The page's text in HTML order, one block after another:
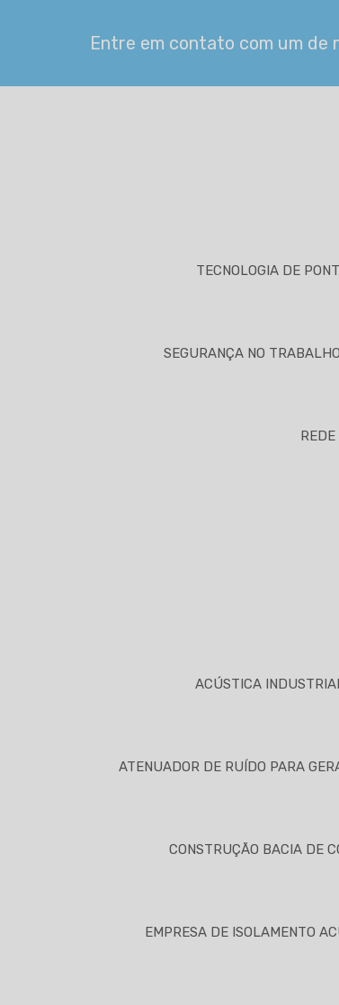
Entre em contato com um de
TECNOLOGIA DE
SEGURANÇA NO
REDE
ACÚSTICA
ATENUADOR DE RUÍDO PARA
CONSTRUÇÃO BACIA DE
EMPRESA DE ISOLAMENTO